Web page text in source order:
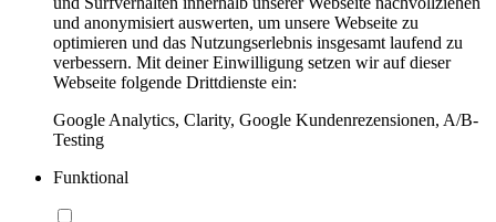
und anonymisiert auswerten, um unsere Webseite zu
optimieren und das Nutzungserlebnis insgesamt laufend zu
verbessern. Mit deiner Einwilligung setzen wir auf dieser
Webseite folgende Drittdienste ein:
Google Analytics, Clarity, Google Kundenrezensionen, A/B-
Testing
Funktional